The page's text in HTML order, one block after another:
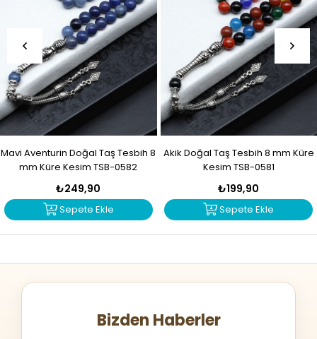
Mavi Aventurin Doğal Taş Tesbih 8
mm Küre Kesim TSB-0582
₺249,90
Sepete Ekle
Akik Doğal Taş Tesbih 8 mm Küre
Kesim TSB-0581
₺199,90
Sepete Ekle
Bizden Haberler